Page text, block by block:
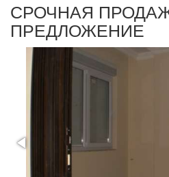
СРОЧНАЯ
ПРЕДЛОЖЕНИЕ